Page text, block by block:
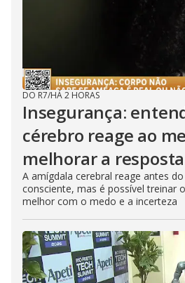
DO R7/HÁ 2 HORAS
Insegurança:
cérebro reage ao
melhorar a
A amígdala cerebral reage antes
consciente, mas é possível treinar
melhor com o medo e a incerteza